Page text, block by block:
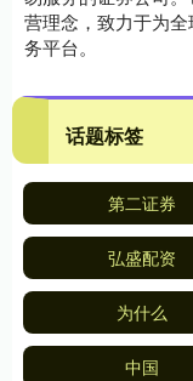
营理念，致力于为
务平台。
话题标签
第二证券
弘盛配资
为什么
中国